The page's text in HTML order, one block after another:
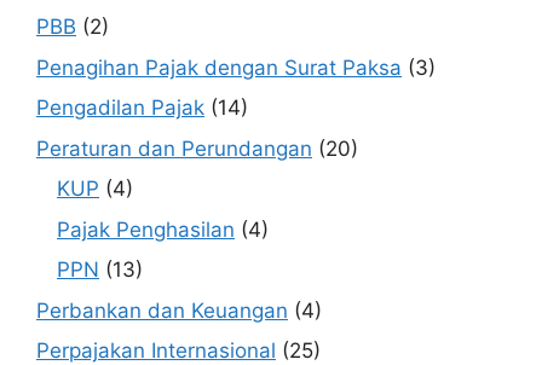
PBB (2)
Penagihan Pajak dengan Surat Paksa (3)
Pengadilan Pajak (14)
Peraturan dan Perundangan (20)
KUP (4)
Pajak Penghasilan (4)
PPN (13)
Perbankan dan Keuangan (4)
Perpajakan Internasional (25)